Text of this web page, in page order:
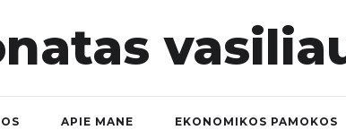
APIE MANE EKONOMIKOS PAMOKOS